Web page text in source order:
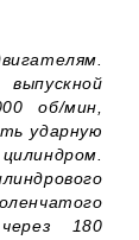
об/мин,
ударную
180